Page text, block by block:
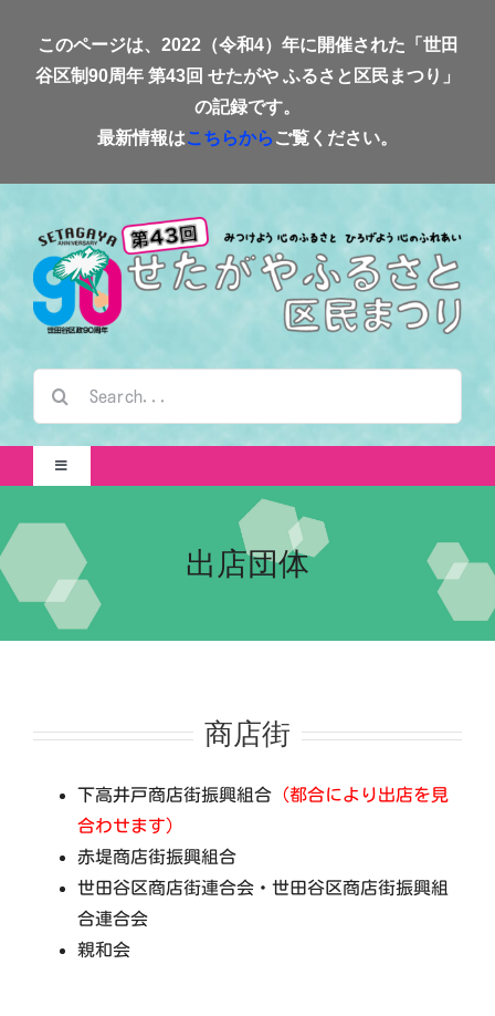
content
このページは、2022（令和4）年に開催された「世田
谷区制90周年 第43回 せたがや ふるさと区民まつり」
の記録です。
最新情報はこちらから ご覧ください。
…
Toggle
Navigation
団体紹介
出店団体
商店街
下高井戸商店街振興組合（都合により出店を見
合わせます）
赤堤商店街振興組合
世田谷区商店街連合会・世田谷区商店街振興組
合連合会
親和会